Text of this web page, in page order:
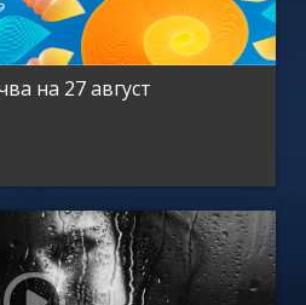
на 27 август